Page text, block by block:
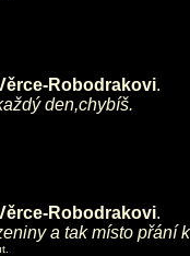
Robodrakovi.
den,chybíš.
Robodrakovi.
a tak místo přání